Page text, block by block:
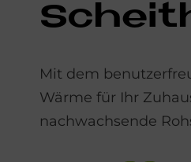
Mit dem
Wärme für Ihr
nachwachsende